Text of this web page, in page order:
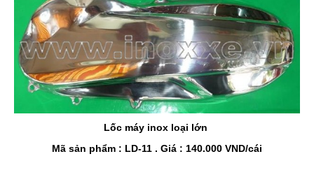
Lốc máy inox loại lớn
Mã sản phẩm : LD-11 . Giá : 140.000 VND/cái